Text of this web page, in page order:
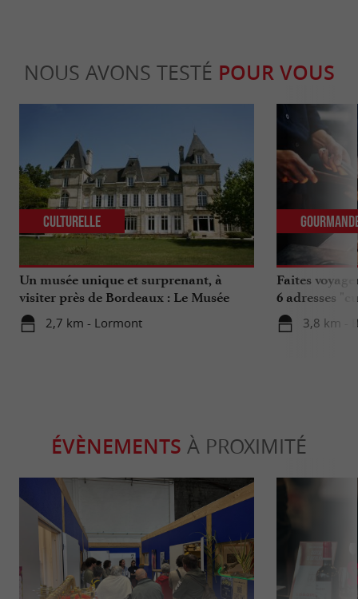
NOUS AVONS TESTÉ POUR VOUS
Un musée unique et surprenant, à
visiter près de Bordeaux : Le Musée
National de l’Assurance Maladie
2,7 km - Lormont
Culturelle
Faites
6 adresses
3,8 km -
ÉVÈNEMENTS À PROXIMITÉ